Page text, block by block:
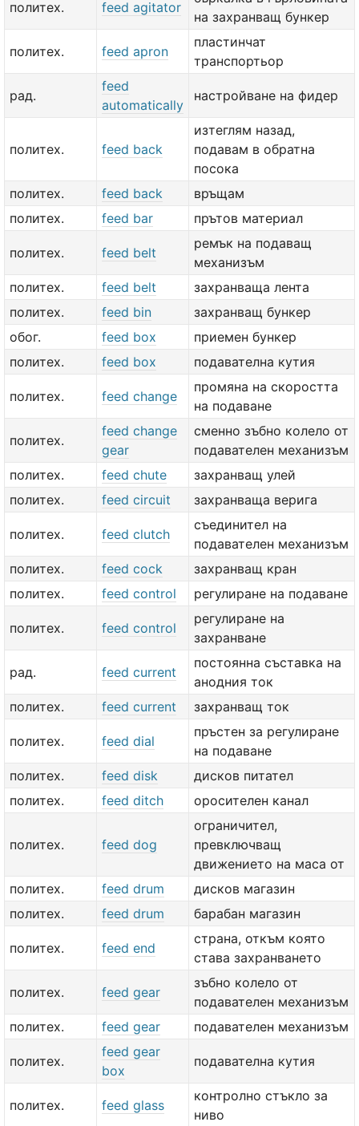
политех. feed agitator
на захранващ бункер
политех. feed apron
пластинчат
транспортьор
рад.
feed
automatically
настройване на фидер
политех. feed back
изтеглям назад,
подавам в обратна
посока
политех.
feed back
връщам
политех.
feed bar прътов материал
политех. feed belt
ремък на подаващ
механизъм
политех.
feed belt
захранваща лента
политех.
feed bin
захранващ бункер
обог.
feed box
приемен бункер
политех.
feed box подавателна кутия
политех. feed change
промяна на скоростта
на подаване
политех.
feed change
gear
сменно зъбно колело от
подавателен механизъм
политех.
feed chute
захранващ улей
политех.
feed circuit захранваща верига
политех. feed clutch
съединител на
подавателен механизъм
политех.
feed cock
захранващ кран
политех.
feed control регулиране на подаване
политех. feed control
регулиране на
захранване
рад. feed current
постоянна съставка на
анодния ток
политех.
feed current захранващ ток
политех. feed dial
пръстен за регулиране
на подаване
политех.
feed disk
дисков питател
политех.
feed ditch оросителен канал
политех. feed dog
ограничител,
превключващ
движението на маса от
политех.
feed drum
дисков магазин
политех.
feed drum барабан магазин
политех. feed end
страна, откъм която
става захранването
политех. feed gear
зъбно колело от
подавателен механизъм
политех.
feed gear подавателен механизъм
политех.
feed gear
box
подавателна кутия
политех. feed glass
контролно стъкло за
ниво